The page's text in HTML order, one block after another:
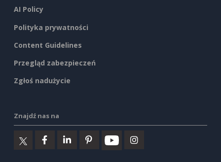
AI Policy
Polityka prywatności
Content Guidelines
Przegląd zabezpieczeń
Zgłoś nadużycie
Znajdź nas na